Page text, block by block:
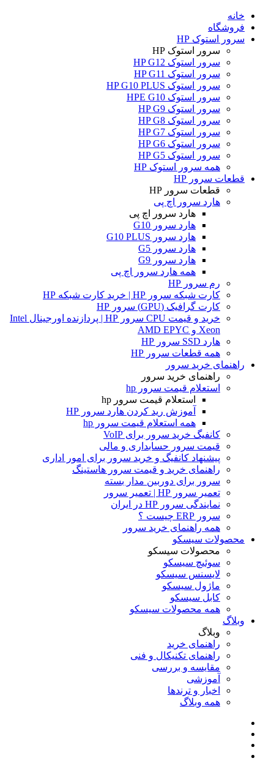
خانه
فروشگاه
سرور استوک HP
سرور استوک HP
سرور استوک HP G12
سرور استوک HP G11
سرور استوک HP G10 PLUS
سرور استوک HPE G10
سرور استوک HP G9
سرور استوک HP G8
سرور استوک HP G7
سرور استوک HP G6
سرور استوک HP G5
همه سرور استوک HP
قطعات سرور HP
قطعات سرور HP
هارد سرور اچ پی
هارد سرور اچ پی
هارد سرور G10
هارد سرور G10 PLUS
هارد سرور G5
هارد سرور G9
همه هارد سرور اچ پی
رم سرور HP
کارت شبکه سرور HP | خرید کارت شبکه HP
کارت گرافیک (GPU) سرور HP
خرید و قیمت CPU سرور HP | پردازنده اورجینال Intel
Xeon و AMD EPYC
هارد SSD سرور HP
همه قطعات سرور HP
راهنمای خرید سرور
راهنمای خرید سرور
استعلام قیمت سرور hp
استعلام قیمت سرور hp
آموزش ريد كردن هارد سرور HP
همه استعلام قیمت سرور hp
کانفیگ خرید سرور برای VoIP
قیمت سرور حسابداری و مالی
پیشنهاد کانفیگ و خرید سرور برای امور اداری
راهنمای خرید و قیمت سرور هاستینگ
سرور برای دوربین مدار بسته
تعمیر سرور HP | تعمیر سرور
نمایندگی سرور HP در ایران
سرور ERP چیست ؟
همه راهنمای خرید سرور
محصولات سیسکو
محصولات سیسکو
سوئیچ سیسکو
لایسنس سیسکو
ماژول سیسکو
کابل سیسکو
همه محصولات سیسکو
وبلاگ
وبلاگ
راهنمای خرید
راهنمای تکنیکال و فنی
مقایسه و بررسی
آموزشی
اخبار و ترندها
همه وبلاگ